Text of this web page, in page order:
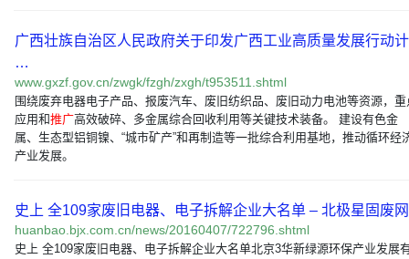
广西壮族自治区人民政府关于印发广西工业高质量发展行动计
…
www.gxzf.gov.cn/zwgk/fzgh/zxgh/t953511.shtml
围绕废弃电器电子产品、报废汽车、废旧纺织品、废旧动力电池等资源，重
应用和推广高效破碎、多金属综合回收利用等关键技术装备。 建设有色金
属、生态型铝铜镍、“城市矿产”和再制造等一批综合利用基地，推动循环经
产业发展。
史上 全109家废旧电器、电子拆解企业大名单 – 北极星固废网
huanbao.bjx.com.cn/news/20160407/722796.shtml
史上 全109家废旧电器、电子拆解企业大名单北京3华新绿源环保产业发展